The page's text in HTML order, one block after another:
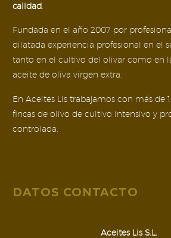
calidad
Fundada en el año 2007 por
dilatada experiencia profesional en el
tanto en el cultivo del olivar como en
aceite de oliva virgen extra.
En Aceites Lis trabajamos con más de
fincas de olivo de cultivo intensivo y
controlada.
DATOS CONTACTO
Aceites Lis S.L.